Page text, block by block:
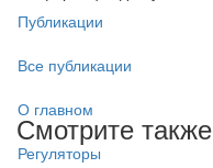
Публикации
Все публикации
О главном
Регуляторы
Смотрите также